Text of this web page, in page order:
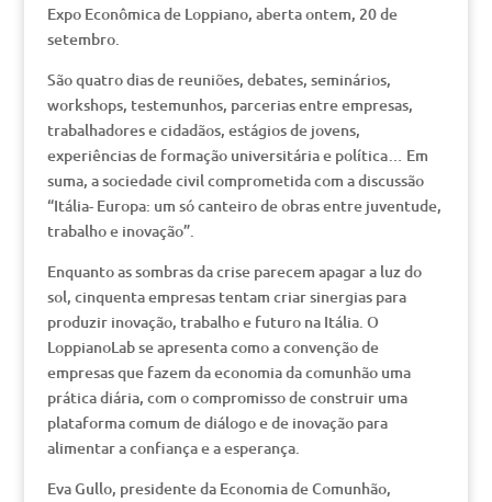
Expo Econômica de Loppiano, aberta ontem, 20 de
setembro.
São quatro dias de reuniões, debates, seminários,
workshops, testemunhos, parcerias entre empresas,
trabalhadores e cidadãos, estágios de jovens,
experiências de formação universitária e política… Em
suma, a sociedade civil comprometida com a discussão
“Itália- Europa: um só canteiro de obras entre juventude,
trabalho e inovação”.
Enquanto as sombras da crise parecem apagar a luz do
sol, cinquenta empresas tentam criar sinergias para
produzir inovação, trabalho e futuro na Itália. O
LoppianoLab se apresenta como a convenção de
empresas que fazem da economia da comunhão uma
prática diária, com o compromisso de construir uma
plataforma comum de diálogo e de inovação para
alimentar a confiança e a esperança.
Eva Gullo, presidente da Economia de Comunhão,